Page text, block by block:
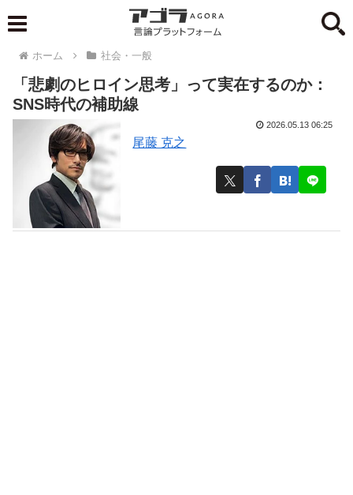
ホーム 社会・一般
「悲劇のヒロイン思考」って実在するのか：
SNS時代の補助線
尾藤 克之
2026.05.13 06:25